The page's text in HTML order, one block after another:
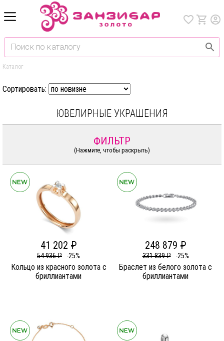
Каталог
Сортировать:
ЮВЕЛИРНЫЕ УКРАШЕНИЯ
ФИЛЬТР
(Нажмите, чтобы раскрыть)
41 202 ₽
54 936 ₽ -25%
Кольцо из красного золота c
бриллиантами
248 879 ₽
331 839 ₽ -25%
Браслет из белого золота c
бриллиантами